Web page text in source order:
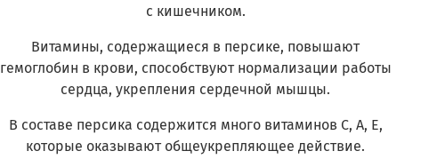
с кишечником.
Витамины, содержащиеся в персике, повышают
гемоглобин в крови, способствуют нормализации работы
сердца, укрепления сердечной мышцы.
В составе персика содержится много витаминов С, A, E,
которые оказывают общеукрепляющее действие.